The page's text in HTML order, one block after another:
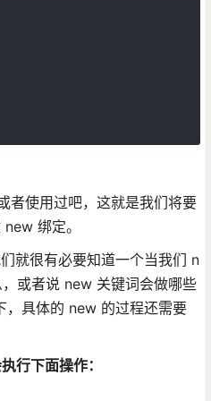
者使用过吧，这就是我们将要
绑定。
就很有必要知道一个当我们 n
或者说 new 关键词会做哪些
，具体的 new 的过程还需要
行下面操作：